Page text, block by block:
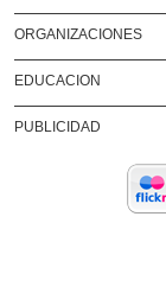
ORGANIZACIONES
EDUCACION
PUBLICIDAD